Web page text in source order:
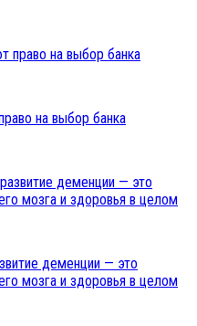
на выбор банка
деменции — это
мозга и здоровья в целом